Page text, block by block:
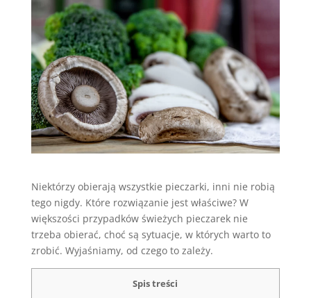
Niektórzy obierają wszystkie pieczarki, inni nie robią
tego nigdy. Które rozwiązanie jest właściwe? W
większości przypadków świeżych pieczarek nie
trzeba obierać, choć są sytuacje, w których warto to
zrobić. Wyjaśniamy, od czego to zależy.
Spis treści